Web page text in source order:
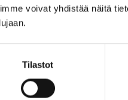
voivat yhdistää näitä
Tilastot